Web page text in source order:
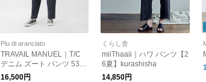
Piu di aranciato
TRAVAIL MANUEL｜T/C
デニム ズート パンツ 532
004-same1-mt
16,500円
くらし舎
miiThaaii｜ハワ パンツ【2
6夏】kurashisha
14,850円